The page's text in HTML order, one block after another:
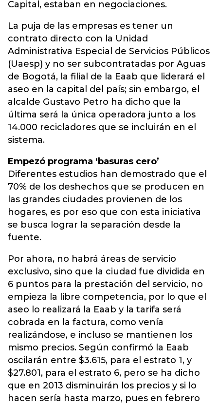
Capital, estaban en negociaciones.
La puja de las empresas es tener un
contrato directo con la Unidad
Administrativa Especial de Servicios Públicos
(Uaesp) y no ser subcontratadas por Aguas
de Bogotá, la filial de la Eaab que liderará el
aseo en la capital del país; sin embargo, el
alcalde Gustavo Petro ha dicho que la
última será la única operadora junto a los
14.000 recicladores que se incluirán en el
sistema.
Empezó programa ‘basuras cero’
Diferentes estudios han demostrado que el
70% de los deshechos que se producen en
las grandes ciudades provienen de los
hogares, es por eso que con esta iniciativa
se busca lograr la separación desde la
fuente.
Por ahora, no habrá áreas de servicio
exclusivo, sino que la ciudad fue dividida en
6 puntos para la prestación del servicio, no
empieza la libre competencia, por lo que el
aseo lo realizará la Eaab y la tarifa será
cobrada en la factura, como venía
realizándose, e incluso se mantienen los
mismo precios. Según confirmó la Eaab
oscilarán entre $3.615, para el estrato 1, y
$27.801, para el estrato 6, pero se ha dicho
que en 2013 disminuirán los precios y si lo
hacen sería hasta marzo, pues en febrero